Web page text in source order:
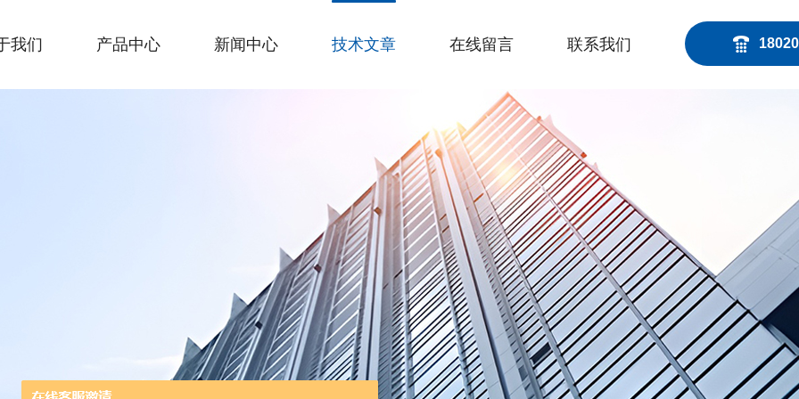
我们 产品中心 新闻中心 技术文章 在线留言 联系我们